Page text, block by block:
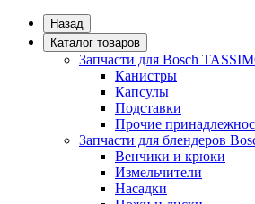
Назад
Каталог товаров
Запчасти для Bosch
Канистры
Капсулы
Подставки
Прочие
Запчасти для блендеров
Венчики и крюки
Измельчители
Насадки